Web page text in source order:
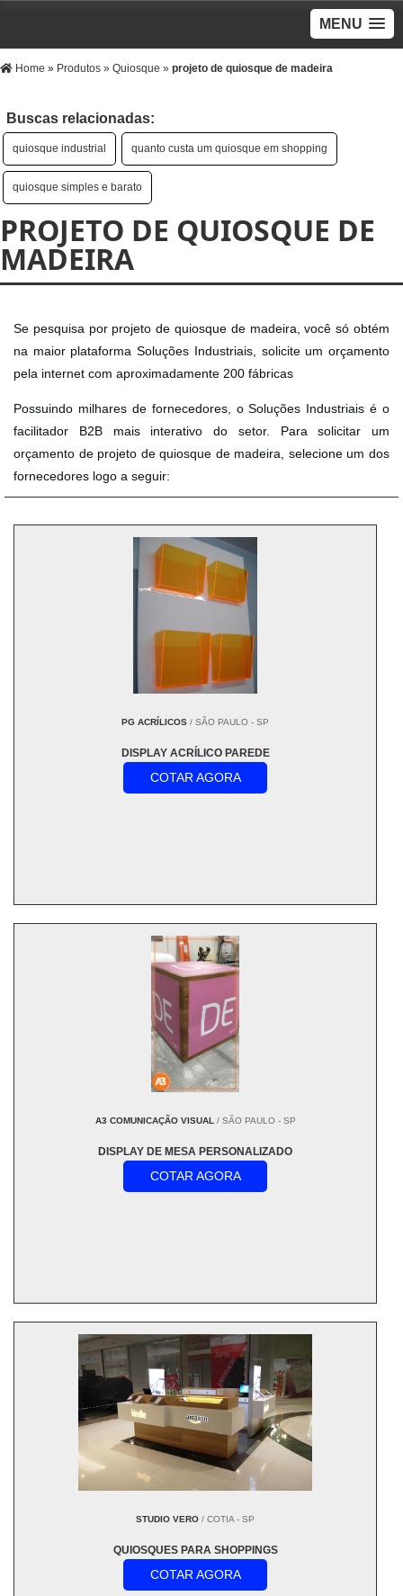
MENU
Home » Produtos » Quiosque » projeto de quiosque de madeira
Buscas relacionadas:
quiosque industrial quanto custa um quiosque em shopping
quiosque simples e barato
PROJETO DE QUIOSQUE DE
MADEIRA
Se pesquisa por projeto de quiosque de madeira, você só obtém
na maior plataforma Soluções Industriais, solicite um orçamento
pela internet com aproximadamente 200 fábricas
Possuindo milhares de fornecedores, o Soluções Industriais é o
facilitador B2B mais interativo do setor. Para solicitar um
orçamento de projeto de quiosque de madeira, selecione um dos
fornecedores logo a seguir:
PG ACRÍLICOS / SÃO PAULO - SP
DISPLAY ACRÍLICO PAREDE
COTAR AGORA
A3 COMUNICAÇÃO VISUAL/ SÃO PAULO - SP
DISPLAY DE MESA PERSONALIZADO
COTAR AGORA
STUDIO VERO / COTIA - SP
QUIOSQUES PARA SHOPPINGS
COTAR AGORA